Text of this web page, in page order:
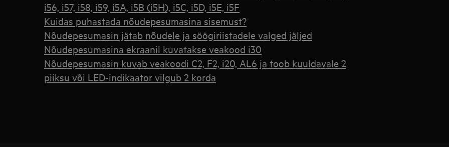
i56, i57, i58, i59, i5A, i5B (i5H), i5C, i5D, i5E, i5F
Kuidas puhastada nõudepesumasina sisemust?
Nõudepesumasin jätab nõudele ja söögiriistadele valged jäljed
Nõudepesumasina ekraanil kuvatakse veakood i30
Nõudepesumasin kuvab veakoodi C2, F2, i20, AL6 ja toob kuuldavale 2
piiksu või LED-indikaator vilgub 2 korda